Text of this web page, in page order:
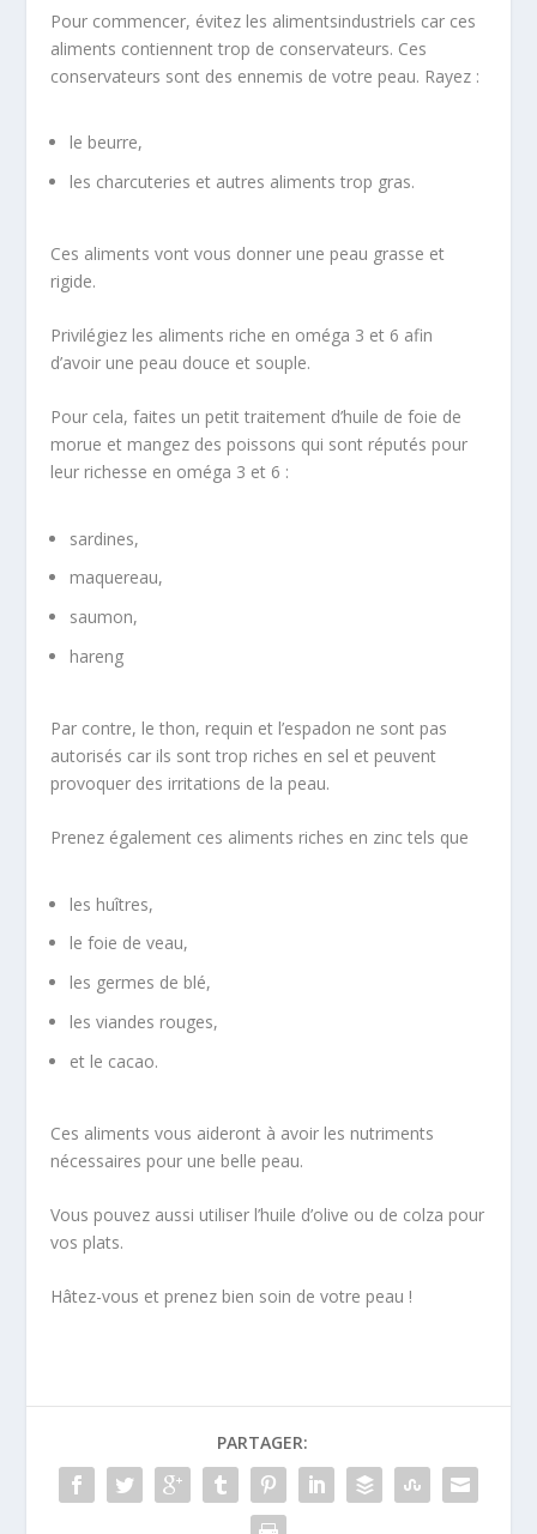
Pour commencer, évitez les alimentsindustriels car ces
aliments contiennent trop de conservateurs. Ces
conservateurs sont des ennemis de votre peau. Rayez :
le beurre,
les charcuteries et autres aliments trop gras.
Ces aliments vont vous donner une peau grasse et
rigide.
Privilégiez les aliments riche en oméga 3 et 6 afin
d’avoir une peau douce et souple.
Pour cela, faites un petit traitement d’huile de foie de
morue et mangez des poissons qui sont réputés pour
leur richesse en oméga 3 et 6 :
sardines,
maquereau,
saumon,
hareng
Par contre, le thon, requin et l’espadon ne sont pas
autorisés car ils sont trop riches en sel et peuvent
provoquer des irritations de la peau.
Prenez également ces aliments riches en zinc tels que
les huîtres,
le foie de veau,
les germes de blé,
les viandes rouges,
et le cacao.
Ces aliments vous aideront à avoir les nutriments
nécessaires pour une belle peau.
Vous pouvez aussi utiliser l’huile d’olive ou de colza pour
vos plats.
Hâtez-vous et prenez bien soin de votre peau !
PARTAGER: